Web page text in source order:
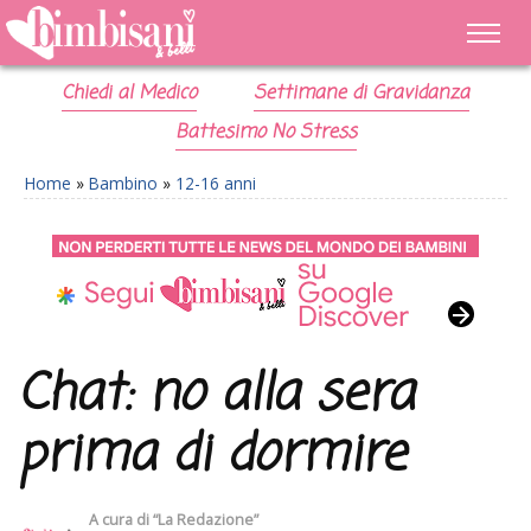
Chiedi al Medico
Settimane di Gravidanza
Battesimo No Stress
Home » Bambino » 12-16 anni
Chat: no alla sera
prima di dormire
A cura di“La Redazione”